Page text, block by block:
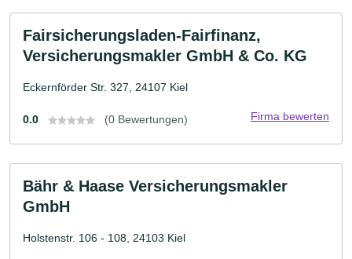
Fairsicherungsladen-Fairfinanz,
Versicherungsmakler GmbH & Co. KG
Eckernförder Str. 327, 24107 Kiel
0.0 (0 Bewertungen) Firma bewerten
Bähr & Haase Versicherungsmakler
GmbH
Holstenstr. 106 - 108, 24103 Kiel